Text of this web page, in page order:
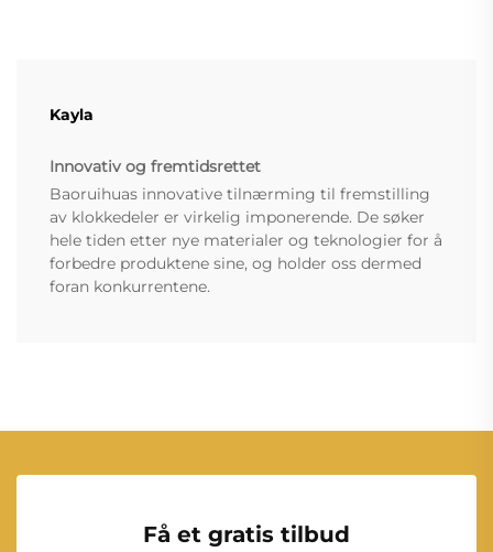
Kayla
Innovativ og fremtidsrettet
Baoruihuas innovative tilnærming til fremstilling
av klokkedeler er virkelig imponerende. De søker
hele tiden etter nye materialer og teknologier for å
forbedre produktene sine, og holder oss dermed
foran konkurrentene.
Få et gratis tilbud